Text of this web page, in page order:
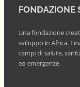
FONDAZIONE
Una fondazione
sviluppo in Africa.
campi di salute,
ed emergenze.